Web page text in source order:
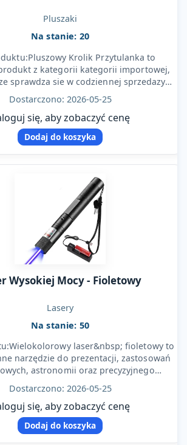
Pluszaki
Na stanie: 20
Krolik Przytulanka to
z kategorii kategorii importowej,
sprawdza sie w codziennej sprzedazy
detalicznej…
Dostarczono: 2026-05-25
się, aby zobaczyć cenę
Dodaj do koszyka
Wysokiej Mocy - Fioletowy
Lasery
Na stanie: 50
laser&nbsp; fioletowy to
narzędzie do prezentacji, zastosowań
astronomii oraz precyzyjnego
Dostarczono: 2026-05-25
się, aby zobaczyć cenę
Dodaj do koszyka